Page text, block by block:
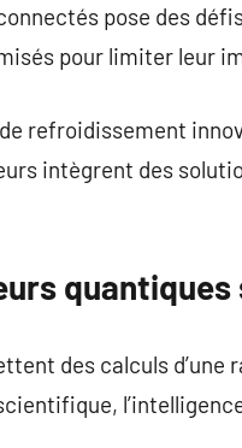
pose des
pour limiter leur
refroidissement
intègrent des
des calculs